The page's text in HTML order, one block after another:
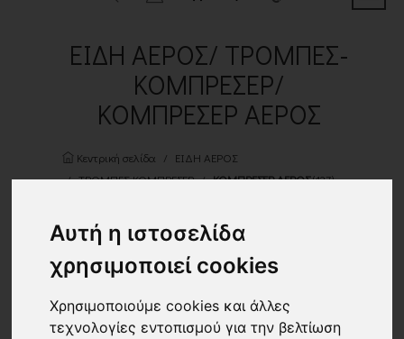
Αυτή η ιστοσελίδα
χρησιμοποιεί cookies
Χρησιμοποιούμε cookies και άλλες
τεχνολογίες εντοπισμού για την βελτίωση
ΕΙΔΗ ΑΕΡΟΣ/ ΤΡΟΜΠΕΣ-
ΚΟΜΠΡΕΣΕΡ/
ΚΟΜΠΡΕΣΕΡ ΑΕΡΟΣ
Κεντρική σελίδα
ΕΙΔΗ ΑΕΡΟΣ
ΤΡΟΜΠΕΣ-ΚΟΜΠΡΕΣΕΡ
ΚΟΜΠΡΕΣΕΡ ΑΕΡΟΣ(127)
Ταξινόμηση
Τα νεότερα
Εμφάνιση
24 ΠΡΟΙΟΝΤΑ